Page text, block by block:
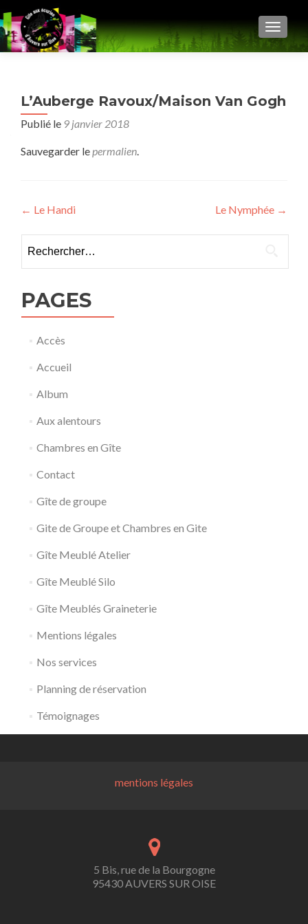
L’Auberge Ravoux/Maison Van Gogh
Publié le 9 janvier 2018
Sauvegarder lepermalien.
Navigation
de
l’article
← Le Handi Le Nymphée →
PAGES
Accès
Accueil
Album
Aux alentours
Chambres en Gîte
Contact
Gîte de groupe
Gite de Groupe et Chambres en Gite
Gîte Meublé Atelier
Gîte Meublé Silo
Gîte Meublés Graineterie
Mentions légales
Nos services
Planning de réservation
Témoignages
mentions légales
5 Bis, rue de la Bourgogne
95430 AUVERS SUR OISE